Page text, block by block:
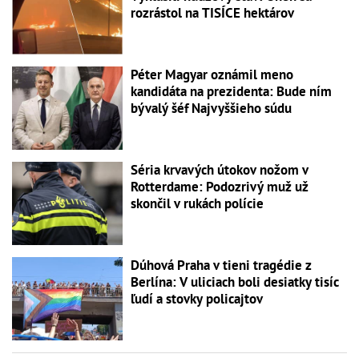
rozrástol na TISÍCE hektárov
Péter Magyar oznámil meno
kandidáta na prezidenta: Bude ním
bývalý šéf Najvyššieho súdu
Séria krvavých útokov nožom v
Rotterdame: Podozrivý muž už
skončil v rukách polície
Dúhová Praha v tieni tragédie z
Berlína: V uliciach boli desiatky tisíc
ľudí a stovky policajtov